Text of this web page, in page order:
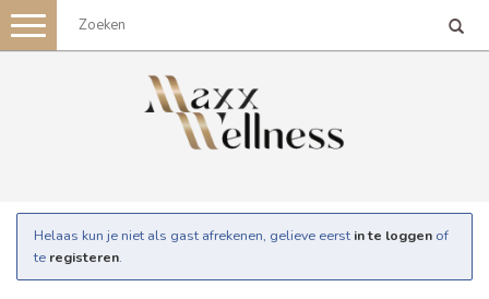
Toggle
navigation
Helaas kun je niet als gast afrekenen, gelieve eerst in te loggen of
te registeren.